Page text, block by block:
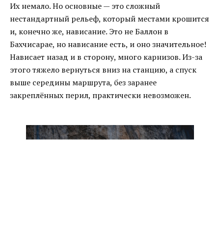
Их немало. Но основные — это сложный
нестандартный рельеф, который местами крошится
и, конечно же, нависание. Это не Баллон в
Бахчисарае, но нависание есть, и оно значительное!
Нависает назад и в сторону, много карнизов. Из-за
этого тяжело вернуться вниз на станцию, а спуск
выше середины маршрута, без заранее
закреплённых перил, практически невозможен.